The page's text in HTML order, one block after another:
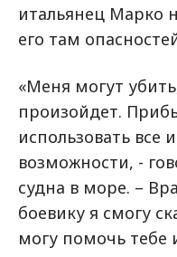
итальянец Марко
его там
«Меня могут
произойдет.
использовать
возможности, -
судна в море. –
боевику я смогу
могу помочь тебе